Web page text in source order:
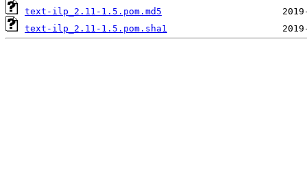
text-ilp_2.11-1.5.pom.md5
text-ilp_2.11-1.5.pom.sha1